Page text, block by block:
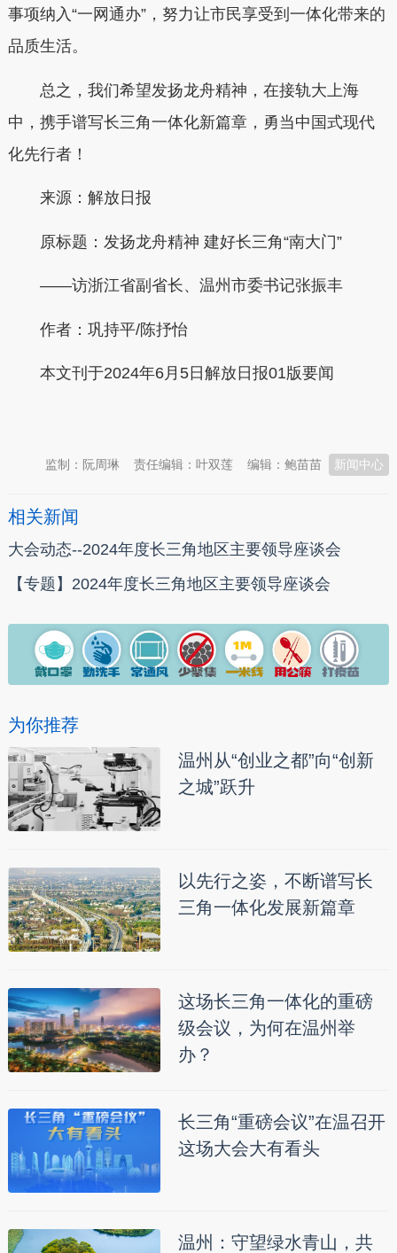
事项纳入“一网通办”，努力让市民享受到一体化带来的
品质生活。
总之，我们希望发扬龙舟精神，在接轨大上海
中，携手谱写长三角一体化新篇章，勇当中国式现代
化先行者！
来源：解放日报
原标题：发扬龙舟精神 建好长三角“南大门”
——访浙江省副省长、温州市委书记张振丰
作者：巩持平/陈抒怡
本文刊于2024年6月5日解放日报01版要闻
新闻中心
编辑：鲍苗苗
责任编辑：叶双莲
监制：阮周琳
相关新闻
大会动态--2024年度长三角地区主要领导座谈会
【专题】2024年度长三角地区主要领导座谈会
为你推荐
温州从“创业之都”向“创新
之城”跃升
以先行之姿，不断谱写长
三角一体化发展新篇章
这场长三角一体化的重磅
级会议，为何在温州举
办？
长三角“重磅会议”在温召开
这场大会大有看头
温州：守望绿水青山，共